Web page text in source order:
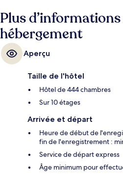
Plus
hébergement
Aperçu
Taille de l'hôtel
Hôtel de 444 chambres
Sur 10 étages
Arrivée et départ
Heure de début de
fin de l'enregistrement :
Service de départ express
Âge minimum pour